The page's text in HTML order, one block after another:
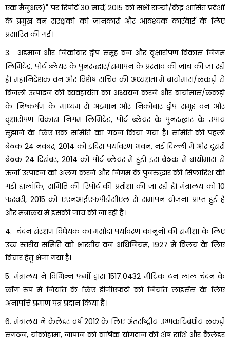
एक मैनुअल)" पर रिपोर्ट 30 मार्च, 2015 को सभी राज्यों/केंद्र शासित प्रदेशों
के प्रमुख वन संरक्षकों को जानकारी और आवश्यक कार्रवाई के लिए
प्रसारित की गई।
3. अंडमान और निकोबार द्वीप समूह वन और वृक्षारोपण विकास निगम
लिमिटेड, पोर्ट ब्लेयर के पुनरुद्धार/समापन के प्रस्ताव की जांच की जा रही
है। महानिदेशक वन और विशेष सचिव की अध्यक्षता में बायोमास/लकड़ी से
बिजली उत्पादन की व्यवहार्यता का अध्ययन करने और बायोमास/लकड़ी
के निष्कर्षण के माध्यम से अंडमान और निकोबार द्वीप समूह वन और
वृक्षारोपण विकास निगम लिमिटेड, पोर्ट ब्लेयर के पुनरुद्धार के उपाय
सुझाने के लिए एक समिति का गठन किया गया है। समिति की पहली
बैठक 24 नवंबर, 2014 को इंदिरा पर्यावरण भवन, नई दिल्ली में और दूसरी
बैठक 24 दिसंबर, 2014 को पोर्ट ब्लेयर में हुई। इस बैठक में बायोमास से
ऊर्जा उत्पादन को अलग करने और निगम के पुनरुद्धार की सिफारिश की
गई। हालांकि, समिति की रिपोर्ट की प्रतीक्षा की जा रही है। मंत्रालय को 10
फरवरी, 2015 को एएनआईएफपीडीसीएल से समापन योजना प्राप्त हुई है
और मंत्रालय में इसकी जांच की जा रही है।
4. चंदन संरक्षण विधेयक का मसौदा पर्यावरण कानूनों की समीक्षा के लिए
उच्च स्तरीय समिति को भारतीय वन अधिनियम, 1927 में विलय के लिए
विचार हेतु भेजा गया है।
5. मंत्रालय ने विभिन्न फर्मों द्वारा 1517.0432 मीट्रिक टन लाल चंदन के
लॉग रूप में निर्यात के लिए डीजीएफटी को निर्यात लाइसेंस के लिए
अनापत्ति प्रमाण पत्र प्रदान किया है।
6. मंत्रालय ने कैलेंडर वर्ष 2012 के लिए अंतर्राष्ट्रीय उष्णकटिबंधीय लकड़ी
संगठन, योकोहामा, जापान को वार्षिक योगदान की शेष राशि और कैलेंडर